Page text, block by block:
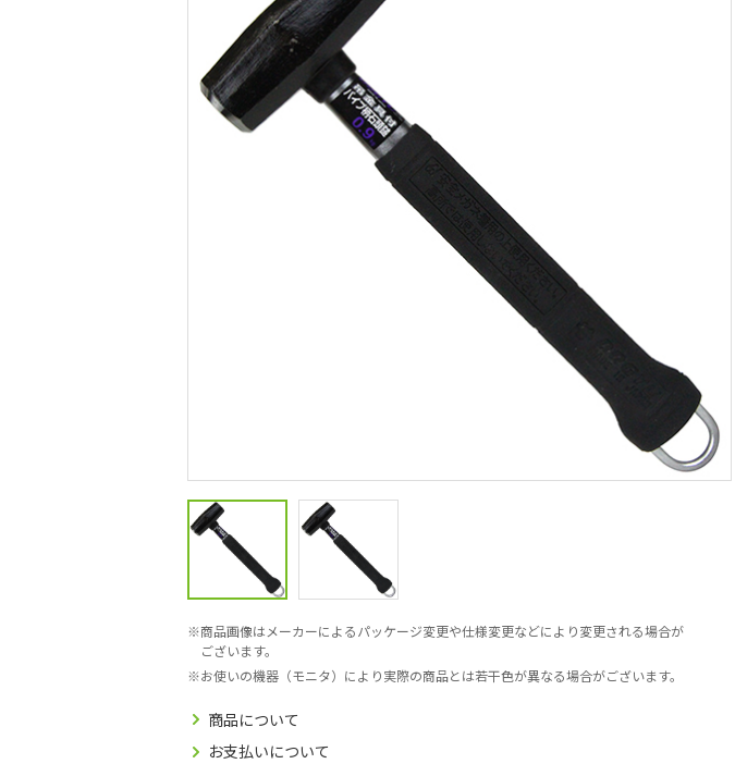
商品画像はメーカーによるパッケージ変更や仕様変更などにより変更される場合が
ございます。
お使いの機器（モニタ）により実際の商品とは若干色が異なる場合がございます。
商品について
お支払いについて